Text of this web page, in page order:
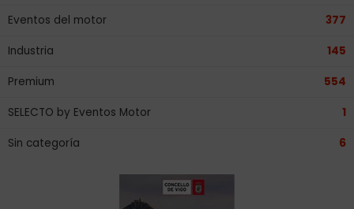
Eventos del motor 377
Industria 145
Premium 554
SELECTO by Eventos Motor 1
Sin categoría 6